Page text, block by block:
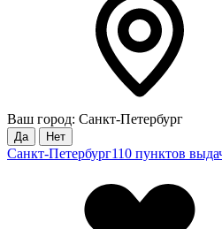
Ваш город: Санкт-Петербург
Да Нет
Санкт-Петербург110 пунктов